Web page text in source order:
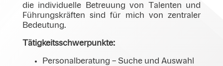
die individuelle Betreuung von Talenten und
Führungskräften sind für mich von zentraler
Bedeutung.
Tätigkeitsschwerpunkte:
Personalberatung – Suche und Auswahl